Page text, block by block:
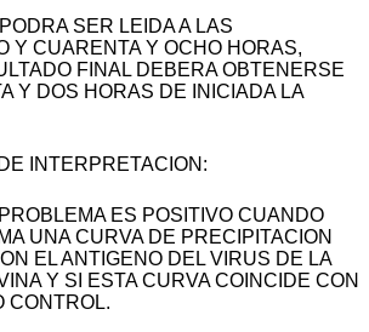
SER LEIDA A LAS
Y CUARENTA Y OCHO HORAS,
FINAL DEBERA OBTENERSE
Y DOS HORAS DE INICIADA LA
INTERPRETACION:
ES POSITIVO CUANDO
UNA CURVA DE PRECIPITACION
EL ANTIGENO DEL VIRUS DE LA
Y SI ESTA CURVA COINCIDE CON
CONTROL.